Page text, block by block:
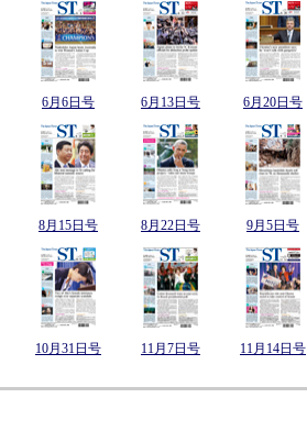
6月6日号 6月13日号 6月20日号
8月15日号 8月22日号 9月5日号
10月31日号 11月7日号 11月14日号